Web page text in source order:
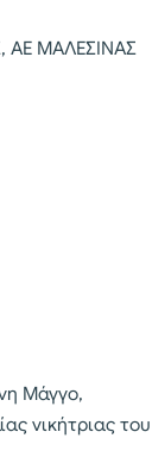
ΑΕ ΜΑΛΕΣΙΝΑΣ
Μάγγο,
νικήτριας του